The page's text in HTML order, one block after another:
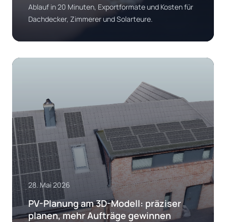
Ablauf in 20 Minuten, Exportformate und Kosten für
Dachdecker, Zimmerer und Solarteure.
28. Mai 2026
PV-Planung am 3D-Modell: präziser
planen, mehr Aufträge gewinnen